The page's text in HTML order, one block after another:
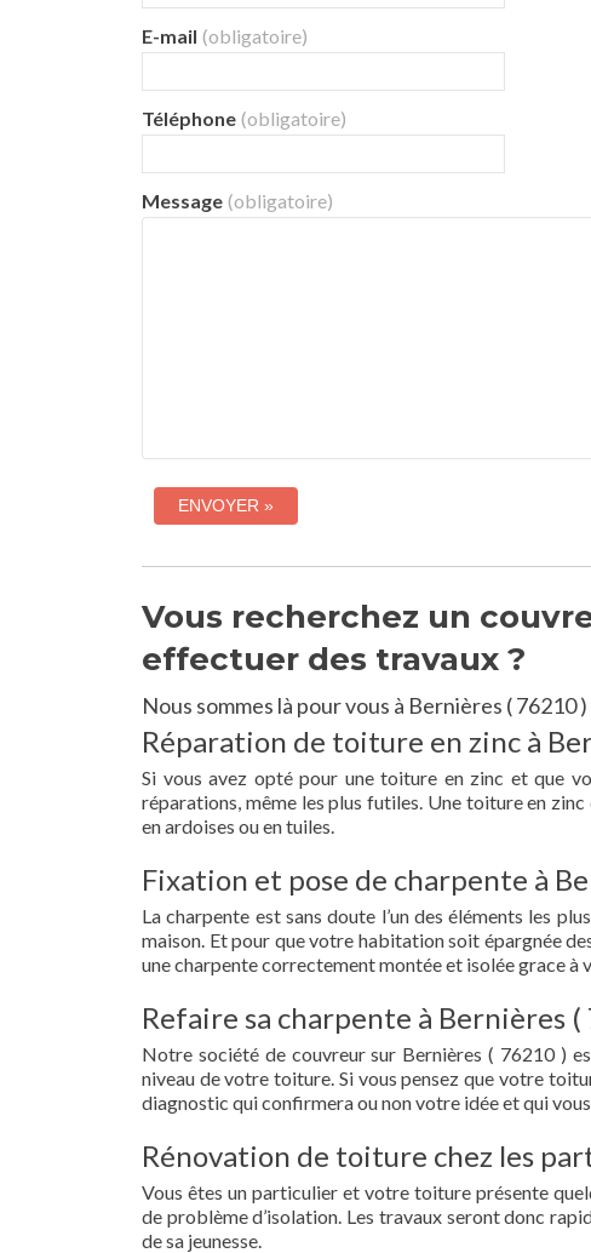
E-mail (obligatoire)
Téléphone (obligatoire)
Message (obligatoire)
Vous recherchez un
effectuer des travaux ?
Nous sommes là pour vous à Bernières ( 76210 )
Réparation de toiture en zinc à
Si vous avez opté pour une toiture en zinc et que
réparations, même les plus futiles. Une toiture en
en ardoises ou en tuiles.
Fixation et pose de charpente à
La charpente est sans doute l’un des éléments les
maison. Et pour que votre habitation soit épargnée
une charpente correctement montée et isolée grace à
Refaire sa charpente à Bernières (
Notre société de couvreur sur Bernières ( 76210 )
niveau de votre toiture. Si vous pensez que votre
diagnostic qui confirmera ou non votre idée et qui
Rénovation de toiture chez les
Vous êtes un particulier et votre toiture présente
de problème d’isolation. Les travaux seront donc
de sa jeunesse.